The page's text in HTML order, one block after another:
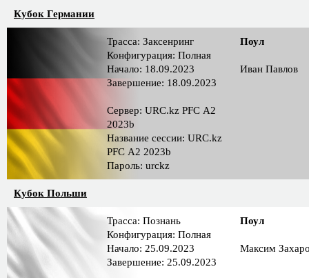
Кубок Германии
Трасса: Заксенринг
Конфигурация: Полная
Начало: 18.09.2023
Завершение: 18.09.2023
Сервер: URC.kz PFС A2
2023b
Название сессии: URC.kz
PFС A2 2023b
Пароль: urckz
Поул
Иван Павлов
Кубок Польши
Трасса: Познань
Конфигурация: Полная
Начало: 25.09.2023
Завершение: 25.09.2023
Поул
Максим